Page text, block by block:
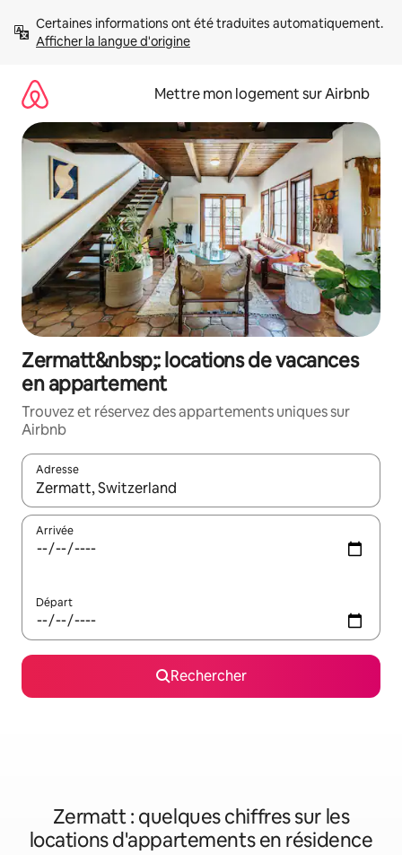
directement
Afficher la langue d'origine
Mettre mon logement sur Airbnb
Zermatt&nbsp;: locations de vacances
en appartement
Trouvez et réservez des appartements uniques sur
Airbnb
Adresse
Lorsque les résultats s'affichent, utilisez les flèches vers le
Arrivée
Départ
Rechercher
Zermatt : quelques chiffres sur les
locations d'appartements en résidence